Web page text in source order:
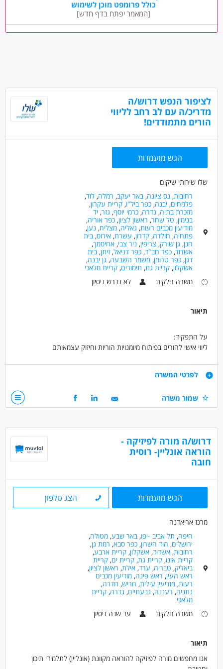
חינוך, הוראה והדרכה - חונכות
חינוך, הוראה והדרכה - מדריך/ה
מתאים כעבודה שניה
עבודה מיידית
משרה חלקית
עבודת משמרות
כולל פרומפט מוכן לשימוש
[המאמר יפתח בדף חדש]
לציפור הנפש דרוש/ה
מדריכ/ה עם לב רחב לליווי
הורים מתמודדים!
הגש מועמדות
שלו שירותי שיקום
רחובות, נס ציונה,באר יעקב, רמלה,לוד,
פלמחים,יבנה,כפר ביל"ו,קריית עקרון,
מזכרת בתיה, גדרה,כרמי יוסף, גזר,יד
בנימין, טל שחר, ראשון לציון,כפר אוריה,
מודיעין מכבים רעות, גאליה,מצליח, נען,
פתחיה, חולדה,קדרון, עשרת,אירוס,בית
חנן, גן שורק, צריפין, ניר צבי,אחיסמך,
אשדוד,כפר חב"ד,כפר דניאל,זיתן,בית
דגן,כפר טרומן,משמר השבעה, גן יבנה,
אשקלון,קריית גת, תימורים,קריית מלאכי
משרה חלקית
לא נדרש ניסיון
תיאור
על התפקיד:
ליווי אישי להורים בפיתוח מיומנויות הוריות וחיזוק עצמאותם
סבסוד לימודים לתואר טיפולי
המלצה ללימודי תואר שני
סביבת עבודה חמה, מקצועית ותומכת
📍 מיקום המשרה: אשדוד, קריית גת ואשקלון, רחובות, ראשון לציון, יבנה.
דרישות
רצון לעבודה משמעותית עם הורים מתמודדי נפש
דרושים בתחום
חינוך, הוראה והדרכה - חונכות
מאפייני משרה
לא נדרש ניסיון
משרה מפוצלת
עבודה ללא ניסיון
מתאים כעבודה שניה
סטודנטים
אקדמאים ללא נסיון המגזר החרדי
לפרטי המשרה
שמור משרה
דרוש/ה מורה לפיזיקה -
הוראה אונליין- רוסית
חובה
הגש מועמדות הצג טלפון
מרכז אריאדנה
חיפה, תל אביב -יפו,באר שבע,מטולה,
ירושלים, הוד השרון,כפר סבא, רמת גן,
רחובות,אשדוד,אשקלון,קריית ארבע,
קריית אונו,קריית גת,קריית ים,קריית
ביאליק, טבריה, ערד,אילת, ראשון לציון,
ראש העין, ראש פינה,מודיעין מכבים
רעות,מודיעין עילית, חריש, חדרה,
נתניה, רעננה, גבעתיים, גדרה,קריית
מלאכי
משרה חלקית
עד שנה ניסיון
תיאור
אנו מחפשים מורה לפיזיקה להוראה מקוונת (אונליין) לתלמידי תיכון